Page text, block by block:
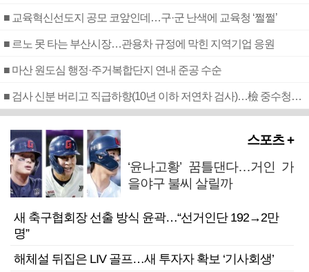
■ 교육혁신선도지 공모 코앞인데…구·군 난색에 교육청 ‘쩔쩔’
■ 르노 못 타는 부산시장…관용차 규정에 막힌 지역기업 응원
■ 마산 원도심 행정·주거복합단지 연내 준공 수순
■ 검사 신분 버리고 직급하향(10년 이하 저연차 검사)…檢 중수청행 기피
스포츠 +
‘윤나고황’ 꿈틀댄다…거인 가
을야구 불씨 살릴까
새 축구협회장 선출 방식 윤곽…“선거인단 192→2만
명”
해체설 뒤집은 LIV 골프…새 투자자 확보 ‘기사회생’